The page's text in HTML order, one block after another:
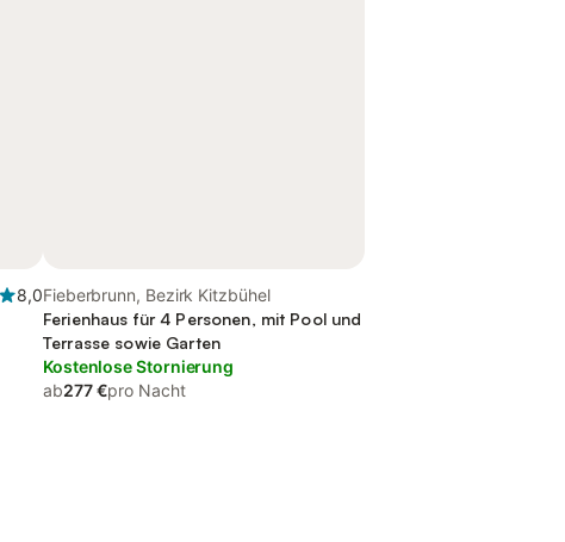
8,0Fieberbrunn, Bezirk Kitzbühel
Ferienhaus für 4 Personen, mit Pool und
Terrasse sowie Garten
Kostenlose Stornierung
ab277 €pro Nacht